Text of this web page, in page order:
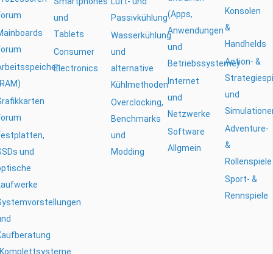
und
und
Tablets
Consumer
Electronics
Passivkühlung
Wasserkühlung
und
alternative
Kühlmethoden
Overclocking,
Benchmarks
und
Modding
(Apps,
Anwendungen
und
Betriebssysteme)
Internet
und
Netzwerke
Software
Allgmein
Konsolen
&
Handhelds
Action- &
und
Adventure-
&
Rollenspiele
Sport- &
Rennspiele